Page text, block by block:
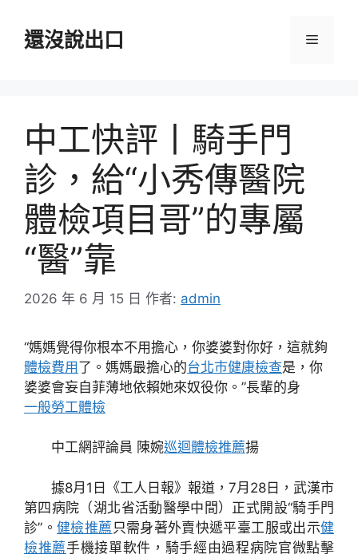
還沒說出口 選
中工快評丨騎手門
診，給“小秀傳醫院
體檢項目哥”的專屬
“醫”靠
2026 年 6 月 15 日 作者: admin
“媽媽覺得你根本不用擔心，你婆婆對你好，這就夠
體檢費用了。媽媽最擔心的台北巿健康檢查是，你
婆婆會妄自菲薄地依賴她來奴役你。”長輩的身
一般勞工體檢
中工網評論員 陳婉巡迴體檢推薦揚
據8月1日《工人日報》報道，7月28日，武漢市
第四病院（湖北省活動醫學中間）正式開設“騎手門
診”。健檢推薦 只需身著外賣快遞平臺工服或出示健
檢推薦手機接單軟件，騎手經由過程病院官微點擊